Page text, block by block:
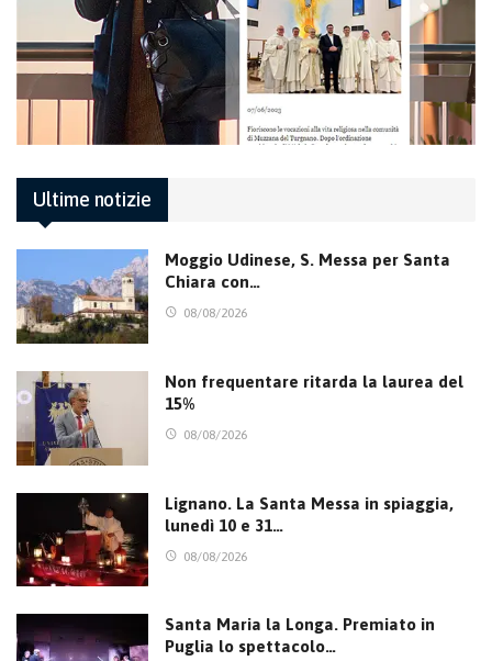
Ultime notizie
Moggio Udinese, S. Messa per Santa
Chiara con…
08/08/2026
Non frequentare ritarda la laurea del
15%
08/08/2026
Lignano. La Santa Messa in spiaggia,
lunedì 10 e 31…
08/08/2026
Santa Maria la Longa. Premiato in
Puglia lo spettacolo…